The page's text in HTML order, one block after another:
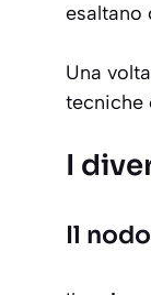
esaltano
Una
tecniche
I
Il